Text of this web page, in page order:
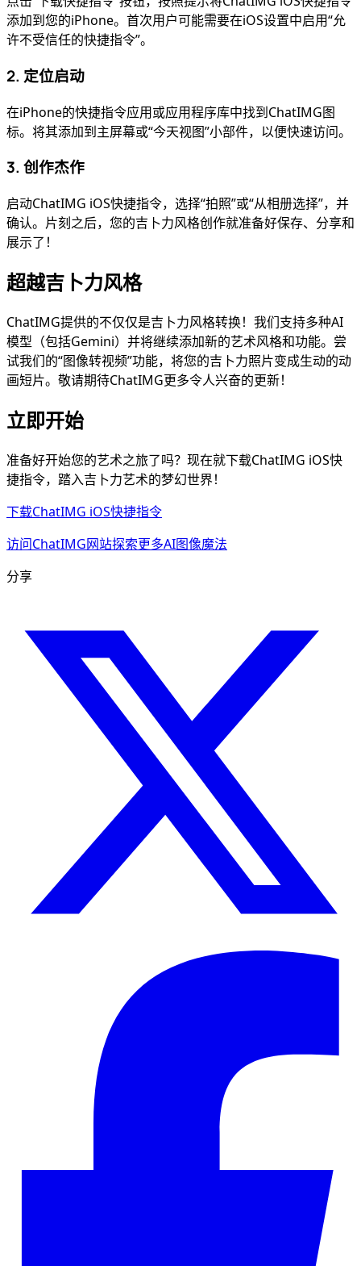
添加到您的iPhone。首次用户可能需要在iOS设置中启用“允
许不受信任的快捷指令”。
2. 定位启动
在iPhone的快捷指令应用或应用程序库中找到ChatIMG图
标。将其添加到主屏幕或“今天视图”小部件，以便快速访问。
3. 创作杰作
启动ChatIMG iOS快捷指令，选择“拍照”或“从相册选择”，并
确认。片刻之后，您的吉卜力风格创作就准备好保存、分享和
展示了！
超越吉卜力风格
ChatIMG提供的不仅仅是吉卜力风格转换！我们支持多种AI
模型（包括Gemini）并将继续添加新的艺术风格和功能。尝
试我们的“图像转视频”功能，将您的吉卜力照片变成生动的动
画短片。敬请期待ChatIMG更多令人兴奋的更新！
立即开始
准备好开始您的艺术之旅了吗？现在就下载ChatIMG iOS快
捷指令，踏入吉卜力艺术的梦幻世界！
下载ChatIMG iOS快捷指令
访问ChatIMG网站探索更多AI图像魔法
分享